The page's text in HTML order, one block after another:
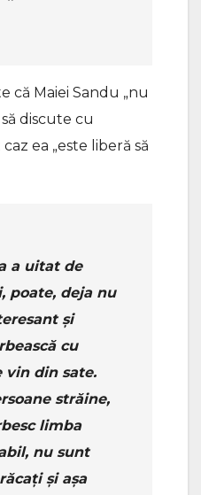
că Maiei Sandu „nu
discute cu
ea „este liberă să
a uitat de
poate, deja nu
și
cu
vin din sate.
străine,
limba
nu sunt
și așa